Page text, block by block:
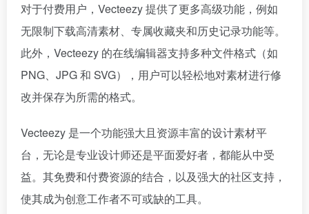
对于付费用户，Vecteezy 提供了更多高级功能，例如
无限制下载高清素材、专属收藏夹和历史记录功能等。
此外，Vecteezy 的在线编辑器支持多种文件格式（如
PNG、JPG 和 SVG），用户可以轻松地对素材进行修
改并保存为所需的格式。
Vecteezy 是一个功能强大且资源丰富的设计素材平
台，无论是专业设计师还是平面爱好者，都能从中受
益。其免费和付费资源的结合，以及强大的社区支持，
使其成为创意工作者不可或缺的工具。